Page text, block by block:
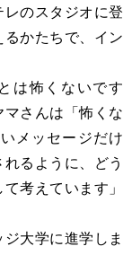
のスタジオに登
かたちで、イン
は怖くないです
さんは「怖くな
メッセージだけ
るように、どう
考えています」
大学に進学しま